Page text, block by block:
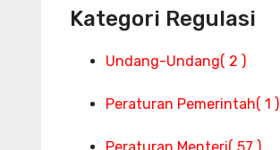
Kategori Regulasi
Undang-Undang( 2 )
Peraturan Pemerintah( 1 )